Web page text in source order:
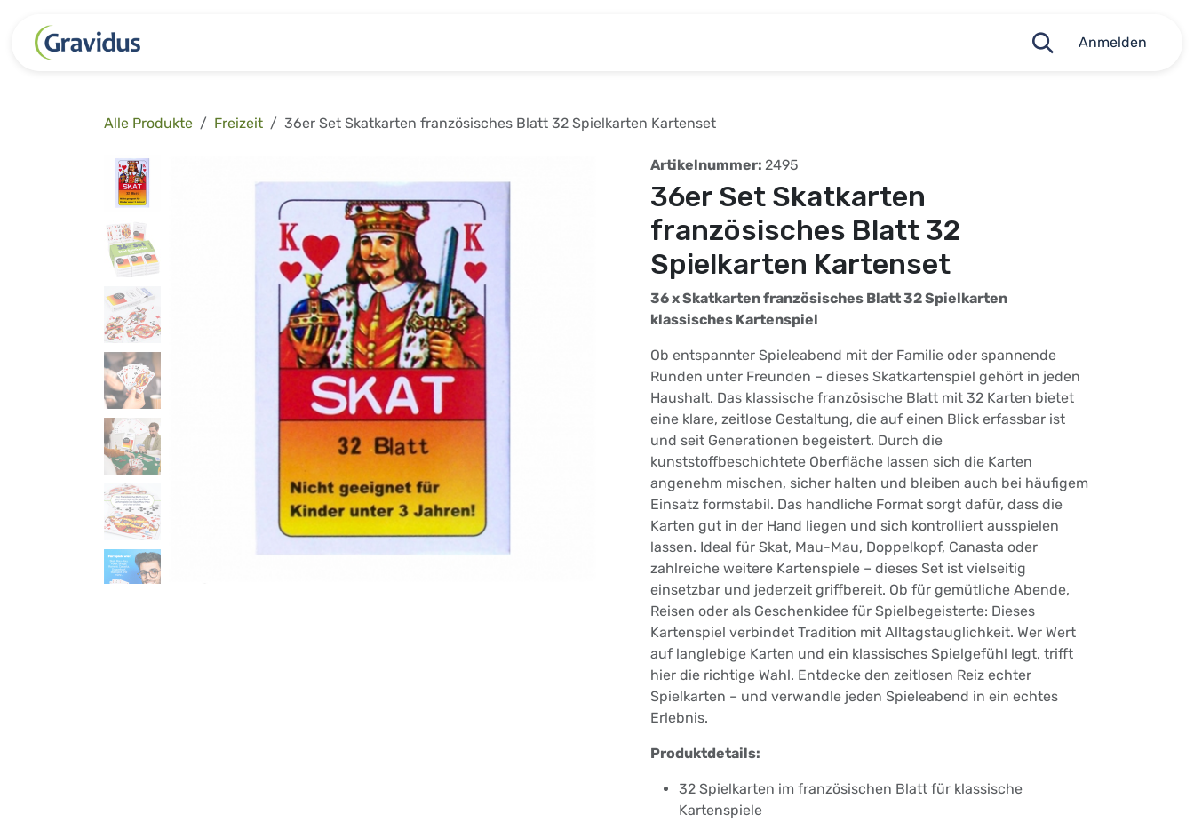
Anmelden
Alle Produkte Freizeit 36er Set Skatkarten französisches Blatt 32 Spielkarten Kartenset
Artikelnummer: 2495
36er Set Skatkarten
französisches Blatt 32
Spielkarten Kartenset
36 x Skatkarten französisches Blatt 32 Spielkarten
klassisches Kartenspiel
Ob entspannter Spieleabend mit der Familie oder spannende
Runden unter Freunden – dieses Skatkartenspiel gehört in jeden
Haushalt. Das klassische französische Blatt mit 32 Karten bietet
eine klare, zeitlose Gestaltung, die auf einen Blick erfassbar ist
und seit Generationen begeistert. Durch die
kunststoffbeschichtete Oberfläche lassen sich die Karten
angenehm mischen, sicher halten und bleiben auch bei häufigem
Einsatz formstabil. Das handliche Format sorgt dafür, dass die
Karten gut in der Hand liegen und sich kontrolliert ausspielen
lassen. Ideal für Skat, Mau-Mau, Doppelkopf, Canasta oder
zahlreiche weitere Kartenspiele – dieses Set ist vielseitig
einsetzbar und jederzeit griffbereit. Ob für gemütliche Abende,
Reisen oder als Geschenkidee für Spielbegeisterte: Dieses
Kartenspiel verbindet Tradition mit Alltagstauglichkeit. Wer Wert
auf langlebige Karten und ein klassisches Spielgefühl legt, trifft
hier die richtige Wahl. Entdecke den zeitlosen Reiz echter
Spielkarten – und verwandle jeden Spieleabend in ein echtes
Erlebnis.
Produktdetails:
32 Spielkarten im französischen Blatt für klassische
Kartenspiele